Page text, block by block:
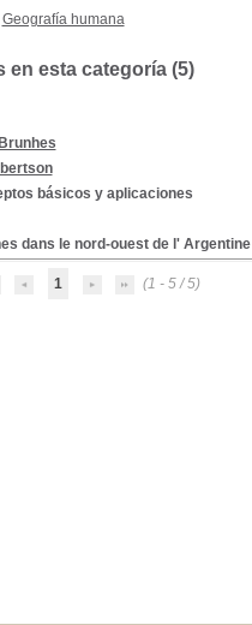
Geografía humana
en esta categoría (5)
básicos y aplicaciones
dans le nord-ouest de l' Argentine
1 (1 - 5 / 5)